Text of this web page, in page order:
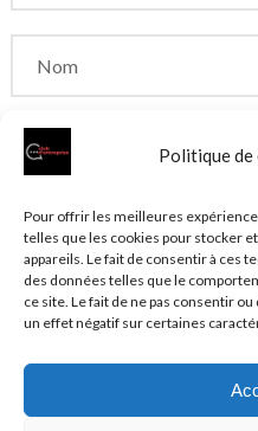
Politique
Pour offrir les meilleures
telles que les cookies pour stocker
appareils. Le fait de consentir à ces
des données telles que le
ce site. Le fait de ne pas consentir
un effet négatif sur certaines
Enregistrer mon nom,
le navigateur pour mon